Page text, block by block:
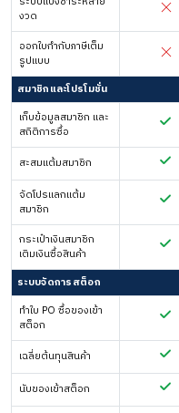
งวด
ออกใบกำกับภาษีเต็ม
รูปแบบ
สมาชิกและโปรโมชั่น
เก็บข้อมูลสมาชิก และ
สถิติการซื้อ
สะสมแต้มสมาชิก
จัดโปรแลกแต้ม
สมาชิก
กระเป๋าเงินสมาชิก
เติมเงินซื้อสินค้า
ระบบจัดการสต็อก
ทำใบ PO ซื้อของเข้า
สต็อก
เฉลี่ยต้นทุนสินค้า
นับของเข้าสต็อก